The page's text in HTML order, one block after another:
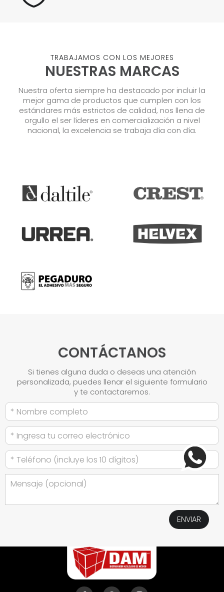
TRABAJAMOS CON LOS MEJORES
NUESTRAS MARCAS
Nuestra oferta siempre ha destacado por incluir la
mejor gama de productos que cumplen con los
estándares más estrictos de calidad, nos llena de
orgullo el ser líderes en comercialización a nivel
nacional, la excelencia se trabaja día con día.
CONTÁCTANOS
Si tienes alguna duda o deseas una atención
personalizada, puedes llenar el siguiente formulario
y te contactaremos.